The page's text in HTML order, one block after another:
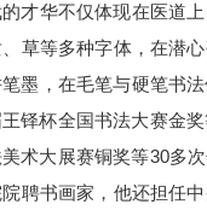
才华不仅体现在医道
草等多种字体，在潜
墨，在毛笔与硬笔
铎杯全国书法大赛金
术大展赛铜奖等30多
聘书画家，他还担任